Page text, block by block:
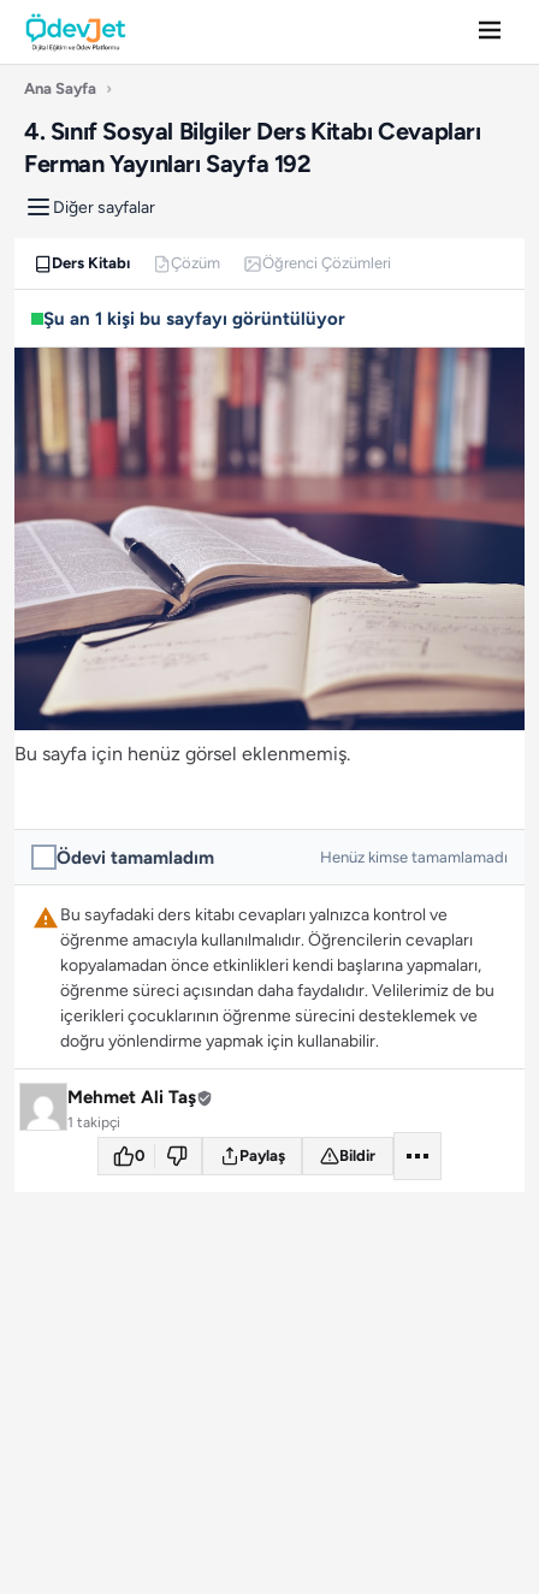
Ana Sayfa ›
4. Sınıf Sosyal Bilgiler Ders Kitabı Cevapları
Ferman Yayınları Sayfa 192
Diğer sayfalar
Ders Kitabı Çözüm Öğrenci Çözümleri
Şu an 1 kişi bu sayfayı görüntülüyor
Bu sayfa için henüz görsel eklenmemiş.
Ödevi tamamladım Henüz kimse tamamlamadı
Bu sayfadaki ders kitabı cevapları yalnızca kontrol ve
öğrenme amacıyla kullanılmalıdır. Öğrencilerin cevapları
kopyalamadan önce etkinlikleri kendi başlarına yapmaları,
öğrenme süreci açısından daha faydalıdır. Velilerimiz de bu
içerikleri çocuklarının öğrenme sürecini desteklemek ve
doğru yönlendirme yapmak için kullanabilir.
Mehmet Ali Taş
1 takipçi
0 Paylaş Bildir